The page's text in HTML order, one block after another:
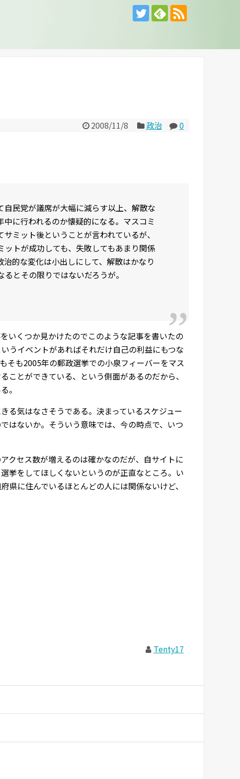
2008/11/8 政治
0
民党が議席が大幅に減らす以上、解散な
に行われるのか懐疑的になる。マスコミ
ミット後ということが言われているが、
トが成功しても、失敗してもあまり関係
的な変化は小出しにして、解散はかなり
とその限りではないだろうが。
いくつか見かけたのでこのような記事を書いたの
うイベントがあればそれだけ自己の利益にもつな
そも2005年の郵政選挙での小泉フィーバーをマス
ことができている、という側面があるのだから、
。
る気はなさそうである。決まっているスケジュー
はないか。そういう意味では、今の時点で、いつ
クセス数が増えるのは確かなのだが、自サイトに
挙をしてほしくないというのが正直なところ。い
県に住んでいるほとんどの人には関係ないけど、
Tenty17